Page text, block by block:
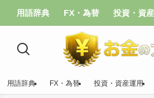
用語辞典 FX・為替 投資・資
用語辞典 FX・為替 投資・資産運用